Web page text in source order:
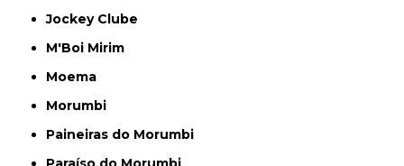
Jockey Clube
M'Boi Mirim
Moema
Morumbi
Paineiras do Morumbi